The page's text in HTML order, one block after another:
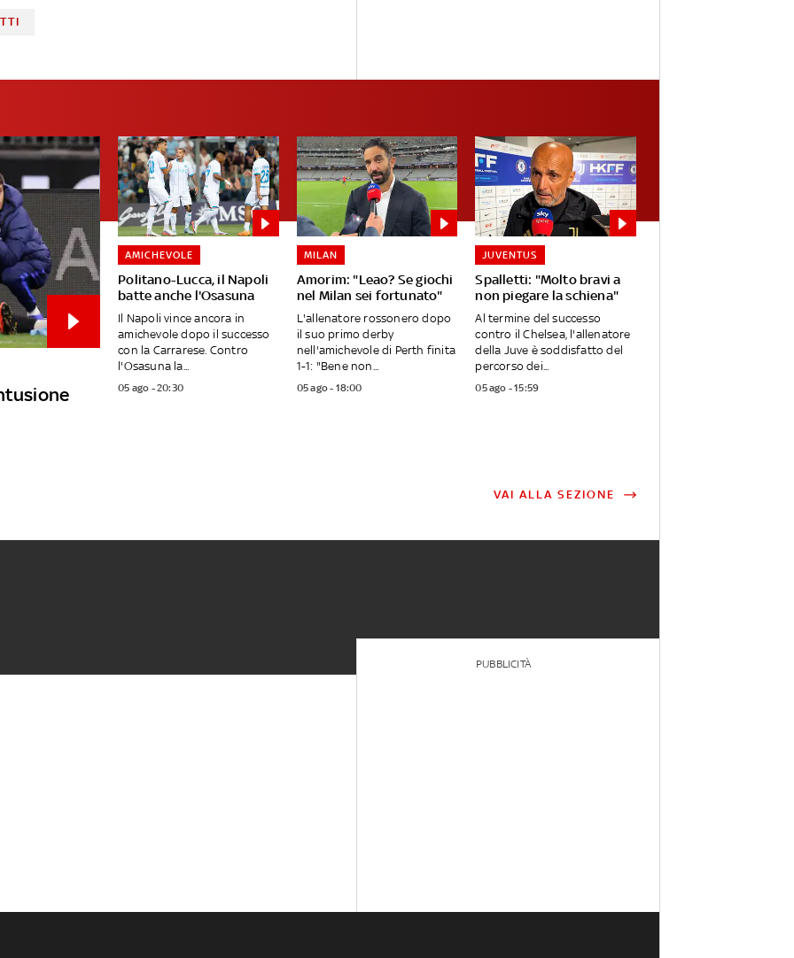
Politano-Lucca, il Napoli
batte anche l'Osasuna
AMICHEVOLE
Il Napoli vince ancora in
amichevole dopo il successo
con la Carrarese. Contro
l'Osasuna la...
05 ago - 20:30
Amorim: "Leao? Se giochi
nel Milan sei fortunato"
MILAN
L'allenatore rossonero dopo
il suo primo derby
nell'amichevole di Perth finita
1-1: "Bene non...
05 ago - 18:00
Spalletti: "Molto bravi a
non piegare la schiena"
JUVENTUS
Al termine del successo
contro il Chelsea, l'allenatore
della Juve è soddisfatto del
percorso dei...
05 ago - 15:59
VAI ALLA SEZIONE
PUBBLICITÀ